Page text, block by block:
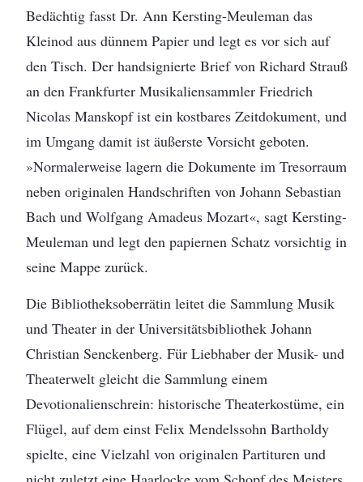
Bedächtig fasst Dr. Ann Kersting-Meuleman das
Kleinod aus dünnem Papier und legt es vor sich auf
den Tisch. Der handsignierte Brief von Richard Strauß
an den Frankfurter Musikaliensammler Friedrich
Nicolas Manskopf ist ein kostbares Zeitdokument, und
im Umgang damit ist äußerste Vorsicht geboten.
»Normalerweise lagern die Dokumente im Tresorraum
neben originalen Handschriften von Johann Sebastian
Bach und Wolfgang Amadeus Mozart«, sagt Kersting-
Meuleman und legt den papiernen Schatz vorsichtig in
seine Mappe zurück.
Die Bibliotheksoberrätin leitet die Sammlung Musik
und Theater in der Universitätsbibliothek Johann
Christian Senckenberg. Für Liebhaber der Musik- und
Theaterwelt gleicht die Sammlung einem
Devotionalienschrein: historische Theaterkostüme, ein
Flügel, auf dem einst Felix Mendelssohn Bartholdy
spielte, eine Vielzahl von originalen Partituren und